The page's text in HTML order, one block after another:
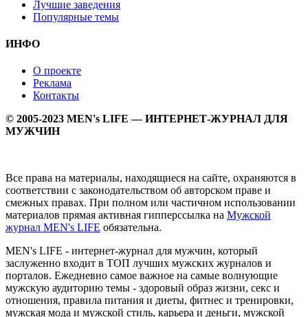
Лучшие заведения
Популярные темы
ИНФО
О проекте
Реклама
Контакты
© 2005-2023 MEN's LIFE — ИНТЕРНЕТ-ЖУРНАЛ ДЛЯ
МУЖЧИН
Все права на материалы, находящиеся на сайте, охраняются в
соответствии с законодательством об авторском праве и
смежных правах. При полном или частичном использовании
материалов прямая активная гипперссылка на Мужской
журнал MEN's LIFE обязательна.
MEN's LIFE - интернет-журнал для мужчин, который
заслуженно входит в ТОП лучших мужских журналов и
порталов. Ежедневно самое важное на самые волнующие
мужскую аудиторию темы - здоровый образ жизни, секс и
отношения, правила питания и диеты, фитнес и тренировки,
мужская мода и мужской стиль, карьера и деньги, мужской